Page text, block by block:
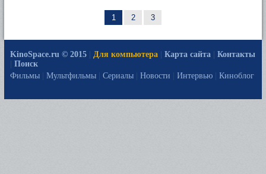
1 2 3
KinoSpace.ru © 2015 Для компьютера Карта сайта
Контакты
Поиск
Фильмы
Мультфильмы Сериалы Новости Интервью Киноблог